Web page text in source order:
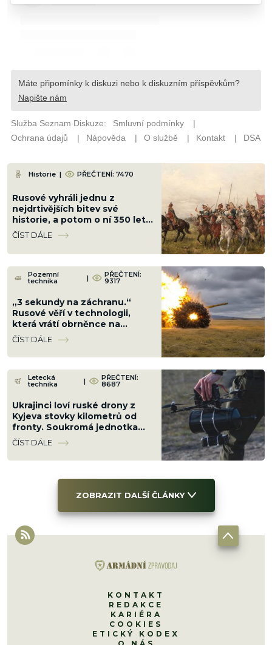
Historie | PŘEČTENÍ: 7470
Rusové vyhráli jednu z
nejdrtivějších bitev své
historie, a potom o ní 350 let
mlčeli. Až teď ji vrací do
učebnic
ČÍST DÁLE
Pozemní
technika | PŘEČTENÍ:
9317
„3 sekundy na záchranu.“
Rusové věří v technologii,
která vrátí obrněnce na
bojiště. Dron sestřelí dříve,
než ho vojáci uvidí
ČÍST DÁLE
Letecká
technika | PŘEČTENÍ:
8687
Ukrajinci loví ruské drony z
Kyjeva stovky kilometrů od
fronty. Soukromá jednotka
kazí Kremlu plány a vycvičila 1
000 pilotů
ČÍST DÁLE
ZOBRAZIT DALŠÍ ČLÁNKY
KONTAKT
REDAKCE
KARIÉRA
COOKIES
ETICKÝ KODEX